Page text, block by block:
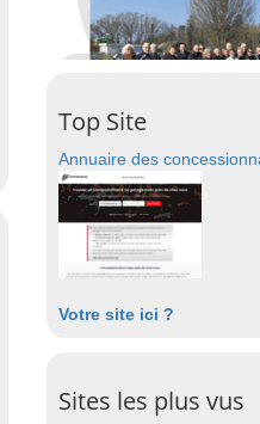
Top Site
Annuaire des
Votre site ici ?
Sites les plus vus